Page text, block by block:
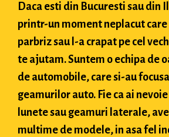
Daca esti din Bucuresti sau din
printr-un moment neplacut
parbriz sau l-a crapat pe cel
te ajutam. Suntem o echipa de
de automobile, care si-au
geamurilor auto. Fie ca ai
lunete sau geamuri laterale,
multime de modele, in asa fel